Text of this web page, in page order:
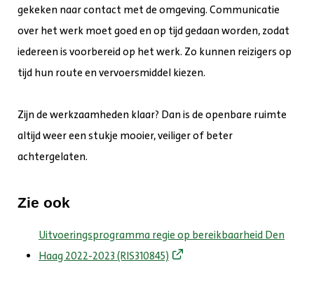
gekeken naar contact met de omgeving. Communicatie
over het werk moet goed en op tijd gedaan worden, zodat
iedereen is voorbereid op het werk. Zo kunnen reizigers op
tijd hun route en vervoersmiddel kiezen.
Zijn de werkzaamheden klaar? Dan is de openbare ruimte
altijd weer een stukje mooier, veiliger of beter
achtergelaten.
Zie ook
Uitvoeringsprogramma regie op bereikbaarheid Den
Haag 2022-2023 (RIS310845)